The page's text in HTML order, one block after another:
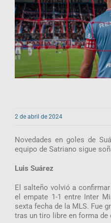
2 de abril de 2024
Novedades en goles de
equipo de Satriano sigue
Luis Suárez
El salteño volvió a
el empate 1-1 entre Inter
sexta fecha de la MLS. Fue
tras un tiro libre en forma de